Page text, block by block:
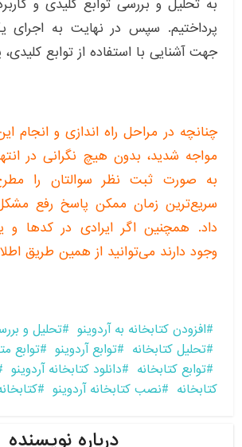
به تحلیل و بررسی توابع کلیدی و
پرداختیم. سپس در نهایت به اجرای
جهت آشنایی با استفاده از توابع کلیدی،
چنانچه در مراحل راه اندازی و انجام
مواجه شدید، بدون هیچ نگرانی در
به صورت ثبت نظر سوالتان را
سریع‌ترین زمان ممکن پاسخ رفع
داد. همچنین اگر ایرادی در کدها و
وجود دارند می‌توانید از همین طریق
افزودن کتابخانه به آردوینو
تحلیل و
تحلیل کتابخانه
توابع آردوینو
توابع
توابع کتابخانه
دانلود کتابخانه آردوینو
کتابخانه
نصب کتابخانه آردوینو
درباره نویسنده